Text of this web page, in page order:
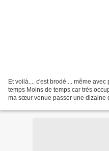
Et voilà.... c'est brodé.... même
temps Moins de temps car très
ma sœur venue passer une dizaine